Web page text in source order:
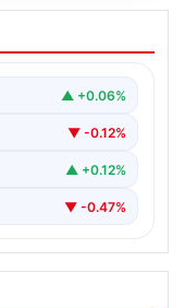
gelen
ettiler!
▲ +0.06%
▼ -0.12%
▲ +0.12%
▼ -0.47%